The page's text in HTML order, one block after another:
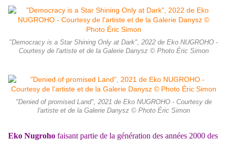
"Democracy is a Star Shining Only at Dark", 2022 de Eko NUGROHO -
Courtesy de l'artiste et de la Galerie Danysz © Photo Éric Simon
"Denied of promised Land", 2021 de Eko NUGROHO - Courtesy de
l'artiste et de la Galerie Danysz © Photo Éric Simon
Eko Nugroho faisant partie de la génération des années 2000 des